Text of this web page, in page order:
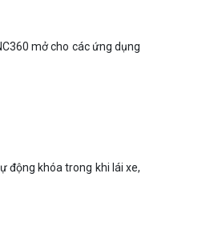
mở cho các ứng dụng
động khóa trong khi lái xe,